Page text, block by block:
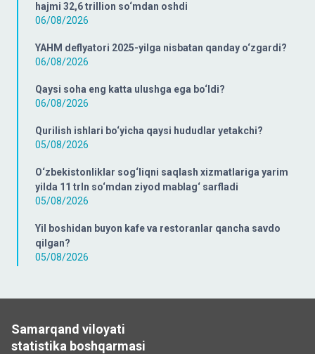
hajmi 32,6 trillion so‘mdan oshdi
06/08/2026
YAHM deflyatori 2025-yilga nisbatan qanday o‘zgardi?
06/08/2026
Qaysi soha eng katta ulushga ega bo‘ldi?
06/08/2026
Qurilish ishlari bo‘yicha qaysi hududlar yetakchi?
05/08/2026
O‘zbekistonliklar sog‘liqni saqlash xizmatlariga yarim
yilda 11 trln so‘mdan ziyod mablag‘ sarfladi
05/08/2026
Yil boshidan buyon kafe va restoranlar qancha savdo
qilgan?
05/08/2026
Samarqand viloyati
statistika boshqarmasi